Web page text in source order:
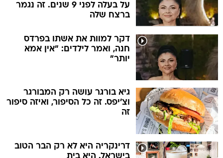
על בעלה לפני 9 שנים. זה נגמר
ברצח שלה
דקר למוות את אשתו בפרדס
חנה, ואמר לילדים: "אין אמא
יותר"
גיא בורגר עושה רק המבורגר
וצ'יפס. זה כל הסיפור, ואיזה סיפור
זה
דרינקריה היא לא רק הבר הטוב